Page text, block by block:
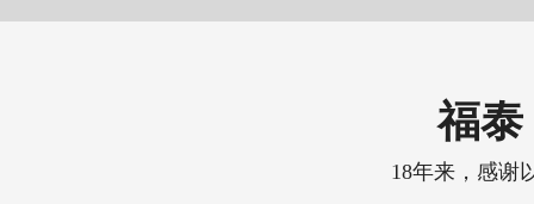
福泰
18年来，感谢